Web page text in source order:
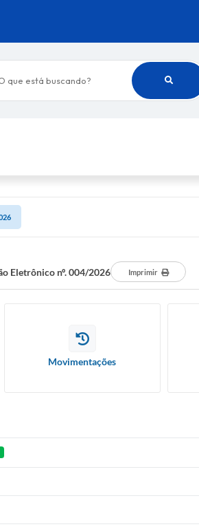
buscando?
Eletrônico nº. 004/2026 Imprimir
Movimentações